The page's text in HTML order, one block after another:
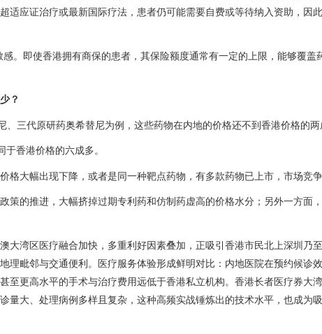
适应证治疗或最新国际疗法，患者仍可能需要自费或等待纳入资助，因
。即使香港拥有商保的患者，其保险额度通常有一定的上限，能够覆盖
？
三代原研药奥希替尼为例，这些药物在内地的价格还不到香港价格的两
香港价格的六成多。
大幅出现下降，或者是同一种靶点药物，有多款药物已上市，市场竞争
策的推进，大幅挤掉过期专利药和仿制药虚高的价格水分；另外一方面
大湾区医疗融合加快，多重利好因素叠加，正吸引香港市民北上深圳乃
毗邻与交通便利。医疗服务体验形成鲜明对比：内地医院在预约候诊效
至更高水平的手术与治疗费用远低于香港私立机构。香港长者医疗券大
量大、处理病例多样且复杂，这种高频实战锤炼出的技术水平，也成为